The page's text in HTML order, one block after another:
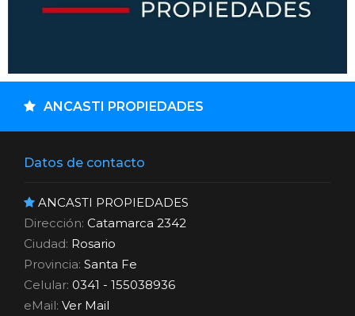
ANCASTI PROPIEDADES
Datos de contacto
ANCASTI PROPIEDADES
Dirección: Catamarca 2342
Ciudad: Rosario
Provincia: Santa Fe
Celular: 0341 - 155038936
eMail: Ver Mail